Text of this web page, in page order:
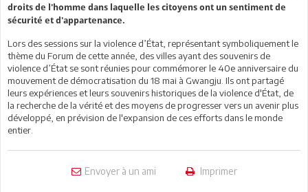
droits de l'homme dans laquelle les citoyens ont un sentiment de
sécurité et d'appartenance.
Lors des sessions sur la violence d’État, représentant symboliquement le
thème du Forum de cette année, des villes ayant des souvenirs de
violence d’État se sont réunies pour commémorer le 40e anniversaire du
mouvement de démocratisation du 18 mai à Gwangju. Ils ont partagé
leurs expériences et leurs souvenirs historiques de la violence d'État, de
la recherche de la vérité et des moyens de progresser vers un avenir plus
développé, en prévision de l'expansion de ces efforts dans le monde
entier.
Envoyer à un ami Imprimer